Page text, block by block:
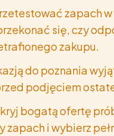
zapach
się, czy
zakupu.
do poznania
podjęciem
bogatą ofertę
i wybierz
Wyślij
prywatności